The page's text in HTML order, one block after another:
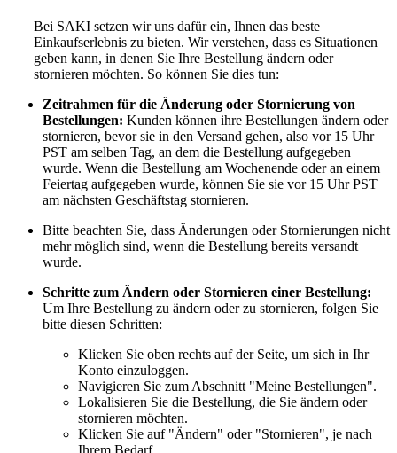
Bei SAKI setzen wir uns dafür ein, Ihnen das beste
Einkaufserlebnis zu bieten. Wir verstehen, dass es Situationen
geben kann, in denen Sie Ihre Bestellung ändern oder
stornieren möchten. So können Sie dies tun:
Zeitrahmen für die Änderung oder Stornierung von
Bestellungen: Kunden können ihre Bestellungen ändern oder
stornieren, bevor sie in den Versand gehen, also vor 15 Uhr
PST am selben Tag, an dem die Bestellung aufgegeben
wurde. Wenn die Bestellung am Wochenende oder an einem
Feiertag aufgegeben wurde, können Sie sie vor 15 Uhr PST
am nächsten Geschäftstag stornieren.
Bitte beachten Sie, dass Änderungen oder Stornierungen nicht
mehr möglich sind, wenn die Bestellung bereits versandt
wurde.
Schritte zum Ändern oder Stornieren einer Bestellung:
Um Ihre Bestellung zu ändern oder zu stornieren, folgen Sie
bitte diesen Schritten:
Klicken Sie oben rechts auf der Seite, um sich in Ihr
Konto einzuloggen.
Navigieren Sie zum Abschnitt "Meine Bestellungen".
Lokalisieren Sie die Bestellung, die Sie ändern oder
stornieren möchten.
Klicken Sie auf "Ändern" oder "Stornieren", je nach
Ihrem Bedarf.